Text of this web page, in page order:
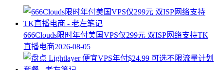
666Clouds限时年付美国VPS仅299元 双ISP网络支持TK
直播电商2026-08-05